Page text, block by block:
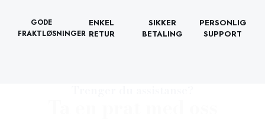
GODE
FRAKTLØSNINGER
ENKEL
RETUR
SIKKER
BETALING
PERSONLIG
SUPPORT